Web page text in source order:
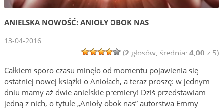
ANIELSKA NOWOŚĆ: ANIOŁY OBOK NAS
13-04-2016
(2 głosów, średnia: 4,00 z 5)
Całkiem sporo czasu minęło od momentu pojawienia się
ostatniej nowej książki o Aniołach, a teraz proszę: w jednym
dniu mamy aż dwie anielskie premiery! Dziś przedstawiam
jedną z nich, o tytule „Anioły obok nas” autorstwa Emmy